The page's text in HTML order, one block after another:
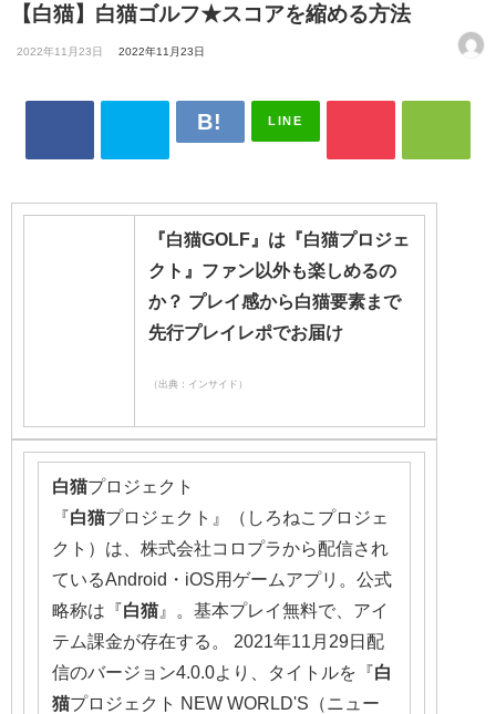
【白猫】白猫ゴルフ★スコアを縮める方法
2022年11月23日 2022年11月23日
LINE
『白猫GOLF』は『白猫プロジェ
クト』ファン以外も楽しめるの
か？ プレイ感から白猫要素まで
先行プレイレポでお届け
（出典：インサイド）
白猫プロジェクト
『白猫プロジェクト』（しろねこプロジェ
クト）は、株式会社コロプラから配信され
ているAndroid・iOS用ゲームアプリ。公式
略称は『白猫』。基本プレイ無料で、アイ
テム課金が存在する。 2021年11月29日配
信のバージョン4.0.0より、タイトルを『白
猫プロジェクト NEW WORLD'S（ニュー